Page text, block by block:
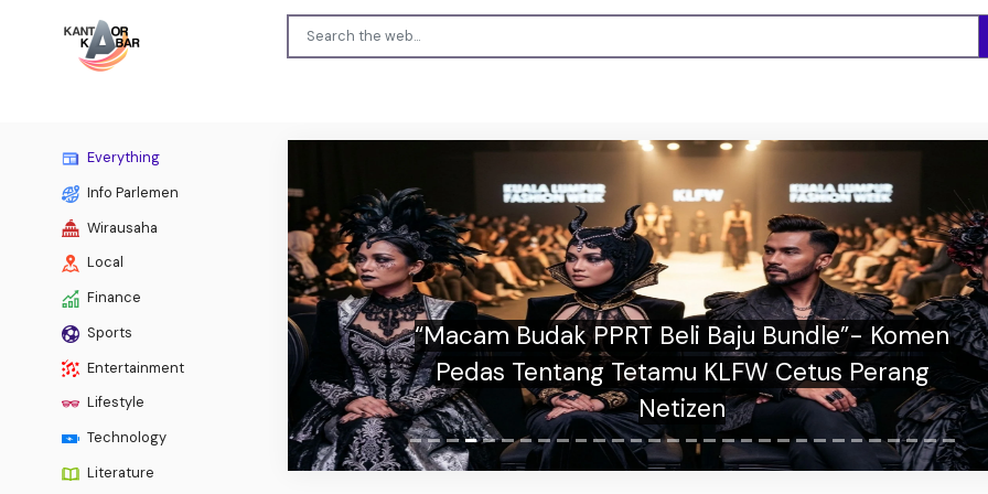
Everything
Info Parlemen
Wirausaha
Local
Finance
Sports
Entertainment
Lifestyle
Technology
Literature
“Macam Budak PPRT Beli Baju Bundle”- Komen
Pedas Tentang Tetamu KLFW Cetus Perang
Netizen
Previous